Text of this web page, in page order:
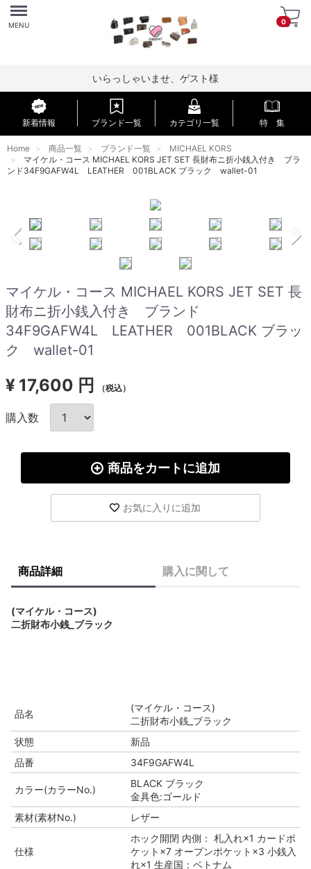
Menu
MENU 0
いらっしゃいませ、ゲスト様
新着情報 ブランド一覧 カテゴリ一覧 特 集
Home 商品一覧 ブランド一覧
MICHAEL KORS
マイケル・コース MICHAEL KORS JET SET 長財布ニ折小銭入付き ブラ
ンド34F9GAFW4L LEATHER 001BLACK ブラック wallet-01
マイケル・コース MICHAEL KORS JET SET 長
財布ニ折小銭入付き ブランド
34F9GAFW4L LEATHER 001BLACK ブラッ
ク wallet-01
¥ 17,600 円 （税込）
購入数
商品をカートに追加
お気に入りに追加
商品詳細 購入に関して
(マイケル・コース)
二折財布小銭_ブラック
品名
(マイケル・コース)
二折財布小銭_ブラック
状態
新品
品番
34F9GAFW4L
カラー(カラーNo.)
BLACK ブラック
金具色:ゴールド
素材(素材No.)
レザー
仕様
ホック開閉 内側： 札入れ×1 カードポ
ケット×7 オープンポケット×3 小銭入
れ×1 生産国：ベトナム